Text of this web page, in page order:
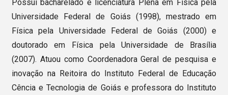
Possui bacharelado e licenciatura Plena em Física pela
Universidade Federal de Goiás (1998), mestrado em
Física pela Universidade Federal de Goiás (2000) e
doutorado em Física pela Universidade de Brasília
(2007). Atuou como Coordenadora Geral de pesquisa e
inovação na Reitoira do Instituto Federal de Educação
Cência e Tecnologia de Goiás e professora do Instituto